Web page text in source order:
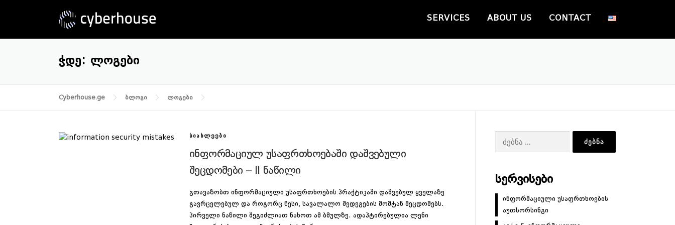
SERVICES ABOUT US CONTACT
ᲭᲓᲔ: ᲚᲝᲒᲔᲑᲘ
Cyberhouse.ge ბლოგი ლოგები
ᲡᲘᲐᲮᲚᲔᲔᲑᲘ
ინფორმაციულ უსაფრთხოებაში დაშვებული
შეცდომები – II ნაწილი
გთავაზობთ ინფორმაციული უსაფრთხოების პრაქტიკაში დაშვებულ ყველაზე
გავრცელებულ და როგორც წესი, სავალალო შედეგების მომტან შეცდომებს.
პირველი ნაწილი შეგიძლიათ ნახოთ ამ ბმულზე. ადაპტირებულია ლენი
ძებნა:
ᲡᲔᲠᲕᲘᲡᲔᲑᲘ
ინფორმაციული უსაფრთხოების
აუთსორსინგი